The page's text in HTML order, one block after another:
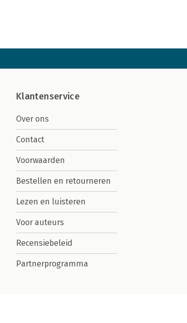
Klantenservice
Over ons
Contact
Voorwaarden
Bestellen en retourneren
Lezen en luisteren
Voor auteurs
Recensiebeleid
Partnerprogramma